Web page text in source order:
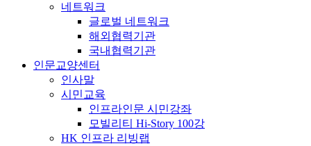
네트워크
글로벌 네트워크
해외협력기관
국내협력기관
인문교양센터
인사말
시민교육
인프라인문 시민강좌
모빌리티 Hi-Story 100강
HK 인프라 리빙랩